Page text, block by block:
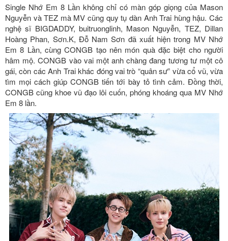
Single Nhớ Em 8 Lần không chỉ có màn góp giọng của Mason
Nguyễn và TEZ mà MV cũng quy tụ dàn Anh Trai hùng hậu. Các
nghệ sĩ BIGDADDY, buitruonglinh, Mason Nguyễn, TEZ, Dillan
Hoàng Phan, Sơn.K, Đỗ Nam Sơn đã xuất hiện trong MV Nhớ
Em 8 Lần, cùng CONGB tạo nên món quà đặc biệt cho người
hâm mộ. CONGB vào vai một anh chàng đang tương tư một cô
gái, còn các Anh Trai khác đóng vai trò “quân sư” vừa cổ vũ, vừa
tìm mọi cách giúp CONGB tiến tới bày tỏ tình cảm. Đồng thời,
CONGB cũng khoe vũ đạo lôi cuốn, phóng khoáng qua MV Nhớ
Em 8 lần.